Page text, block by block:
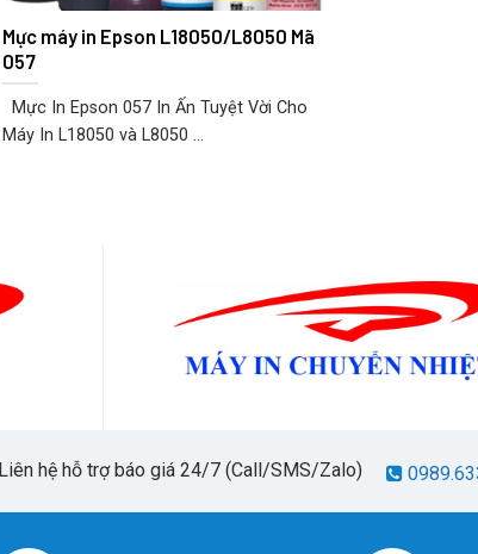
Mực máy in Epson L18050/L8050 Mã
057
Mực In Epson 057 In Ấn Tuyệt Vời Cho
Máy In L18050 và L8050 ...
Liên hệ hỗ trợ báo giá 24/7 (Call/SMS/Zalo)